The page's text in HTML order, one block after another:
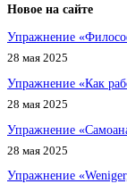
Новое на сайте
Упражнение
28 мая 2025
Упражнение «Как
28 мая 2025
Упражнение
28 мая 2025
Упражнение